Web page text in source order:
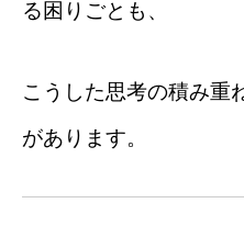
る困りごとも、
こうした思考の積み重
があります。